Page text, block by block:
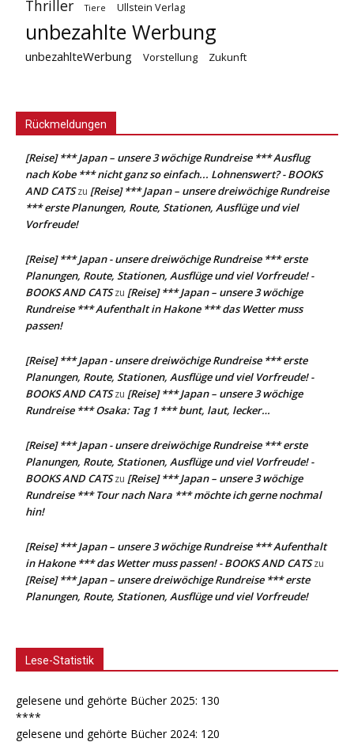
Thriller Tiere Ullstein Verlag
unbezahlte Werbung
unbezahlteWerbung Vorstellung Zukunft
Rückmeldungen
[Reise] *** Japan – unsere 3 wöchige Rundreise *** Ausflug
nach Kobe *** nicht ganz so einfach... Lohnenswert? - BOOKS
AND CATSzu [Reise] *** Japan – unsere dreiwöchige Rundreise
*** erste Planungen, Route, Stationen, Ausflüge und viel
Vorfreude!
[Reise] *** Japan - unsere dreiwöchige Rundreise *** erste
Planungen, Route, Stationen, Ausflüge und viel Vorfreude! -
BOOKS AND CATSzu [Reise] *** Japan – unsere 3 wöchige
Rundreise *** Aufenthalt in Hakone *** das Wetter muss
passen!
[Reise] *** Japan - unsere dreiwöchige Rundreise *** erste
Planungen, Route, Stationen, Ausflüge und viel Vorfreude! -
BOOKS AND CATSzu [Reise] *** Japan – unsere 3 wöchige
Rundreise *** Osaka: Tag 1 *** bunt, laut, lecker…
[Reise] *** Japan - unsere dreiwöchige Rundreise *** erste
Planungen, Route, Stationen, Ausflüge und viel Vorfreude! -
BOOKS AND CATSzu [Reise] *** Japan – unsere 3 wöchige
Rundreise *** Tour nach Nara *** möchte ich gerne nochmal
hin!
[Reise] *** Japan – unsere 3 wöchige Rundreise *** Aufenthalt
in Hakone *** das Wetter muss passen! - BOOKS AND CATSzu
[Reise] *** Japan – unsere dreiwöchige Rundreise *** erste
Planungen, Route, Stationen, Ausflüge und viel Vorfreude!
Lese-Statistik
gelesene und gehörte Bücher 2025: 130
****
gelesene und gehörte Bücher 2024: 120